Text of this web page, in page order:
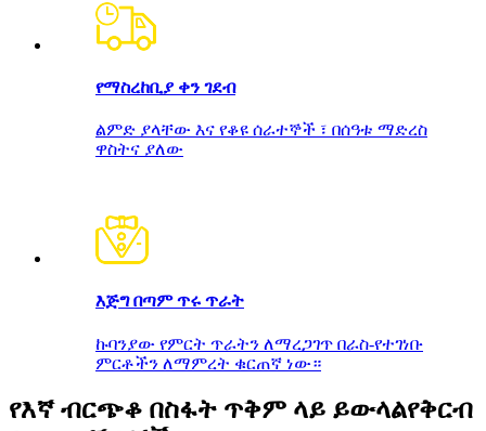
የማስረከቢያ ቀን ገደብ
ልምድ ያላቸው እና የቆዩ ሰራተኞች ፣ በሰዓቱ ማድረስ
ዋስትና ያለው
እጅግ በጣም ጥሩ ጥራት
ኩባንያው የምርት ጥራትን ለማረጋገጥ በራስ-የተገነቡ
ምርቶችን ለማምረት ቁርጠኛ ነው።
የእኛ ብርጭቆ በስፋት ጥቅም ላይ ይውላልየቅርብ